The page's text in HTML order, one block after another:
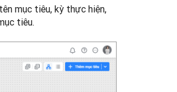
mục tiêu, kỳ thực hiện,
tiêu.